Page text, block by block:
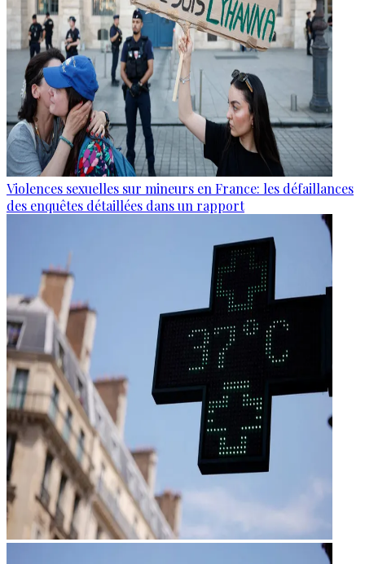
Violences sexuelles sur mineurs en France: les défaillances
des enquêtes détaillées dans un rapport